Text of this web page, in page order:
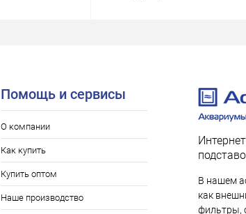
Помощь и сервисы
О компании
Как купить
Купить оптом
Наше производство
В нашем
как
фильтры,